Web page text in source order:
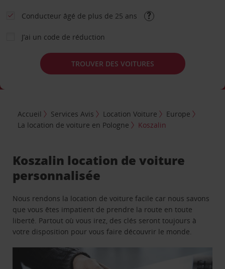
Conducteur âgé de plus de 25 ans
J’ai un code de réduction
TROUVER DES VOITURES
Accueil Services Avis Location Voiture
Europe
La location de voiture en Pologne
Koszalin
Koszalin location de voiture
personnalisée
Nous rendons la location de voiture facile car nous savons
que vous êtes impatient de prendre la route en toute
liberté. Partout où vous irez, des clés seront toujours à
votre disposition pour vous faire découvrir le monde.